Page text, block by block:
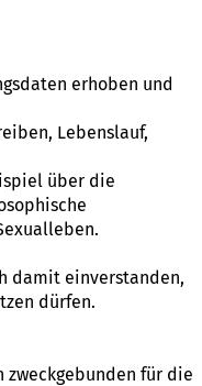
erhoben und
Lebenslauf,
über die
damit einverstanden,
dürfen.
für die